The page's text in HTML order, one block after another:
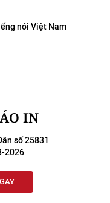
nói Việt Nam
IN
số 25831
2026